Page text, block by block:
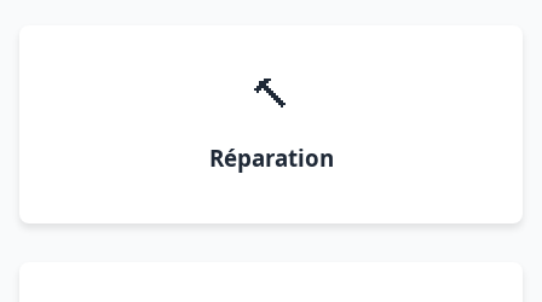
🔨
Réparation